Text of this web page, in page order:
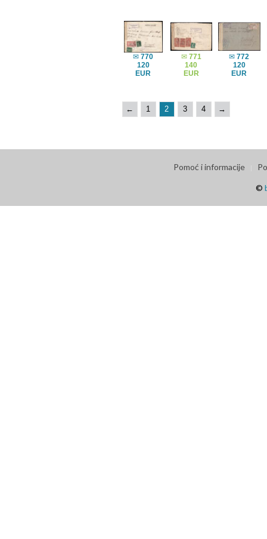
✉770
120
EUR
✉ 771
140
EUR
✉772
120
EUR
← 1 2 3 4 →
Pomoć i informacije
©